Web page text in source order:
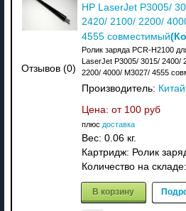
Отзывов (0)
HP LaserJet P3005/
2420/ 2100/ 2200/
4555 совместимый
Ролик заряда PCR-H2100
LaserJet P3005/ 3015/ 2400/
2200/ 4000/ M3027/ 4555
Производитель: Китай
Цена: от 100 руб
плюс доставка
Вес: 0.06 кг.
Картридж: Ролик
Количество на складе:
В корзину